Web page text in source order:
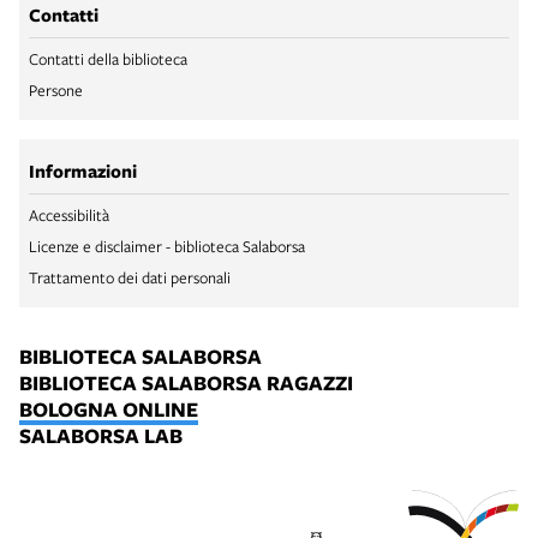
Contatti
Contatti della biblioteca
Persone
Informazioni
Accessibilità
Licenze e disclaimer - biblioteca Salaborsa
Trattamento dei dati personali
BIBLIOTECA SALABORSA
BIBLIOTECA SALABORSA RAGAZZI
BOLOGNA ONLINE
SALABORSA LAB